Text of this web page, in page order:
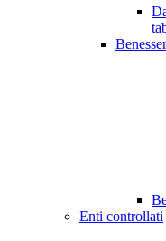
Enti controllati